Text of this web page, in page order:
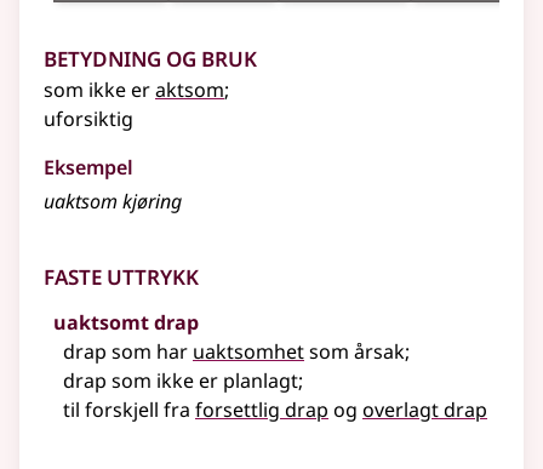
Betydning og bruk
som ikke eraktsom;
uforsiktig
Eksempel
uaktsom kjøring
Faste uttrykk
uaktsomt drap
drap som har uaktsomhetsom årsak;
drap som ikke er planlagt;
til forskjell fra forsettlig drap og overlagt drap